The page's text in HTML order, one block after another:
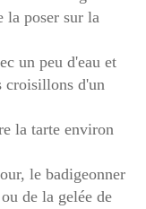
la poser sur la
un peu d'eau et
croisillons d'un
la tarte environ
le badigeonner
de la gelée de